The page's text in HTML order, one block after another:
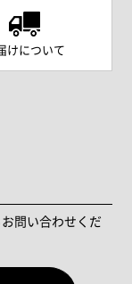
けについて
問い合わせくだ